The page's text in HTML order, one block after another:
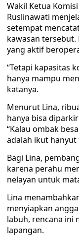
Wakil Ketua
Ruslinawati
setempat
kawasan tersebut.
yang aktif
“Tetapi kapasitas
hanya mampu
katanya.
Menurut Lina,
hanya bisa
“Kalau ombak
adalah ikut hanyut
Bagi Lina,
karena perahu
nelayan untuk
Lina
menyiapkan
labuh, rencana ini
lapangan.